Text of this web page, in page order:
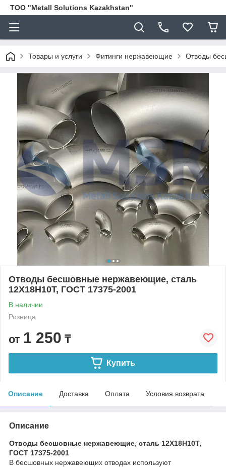
ТОО "Metall Solutions Kazakhstan"
Товары и услуги Фитинги нержавеющие Отводы
Отводы бесшовные нержавеющие, сталь
12Х18Н10Т, ГОСТ 17375-2001
В наличии
Розница
от 1 250 ₸
Купить
Описание Доставка Оплата Условия возврата
Описание
Отводы бесшовные нержавеющие, сталь 12Х18Н10Т,
ГОСТ 17375-2001
В бесшовных нержавеющих отводах используют